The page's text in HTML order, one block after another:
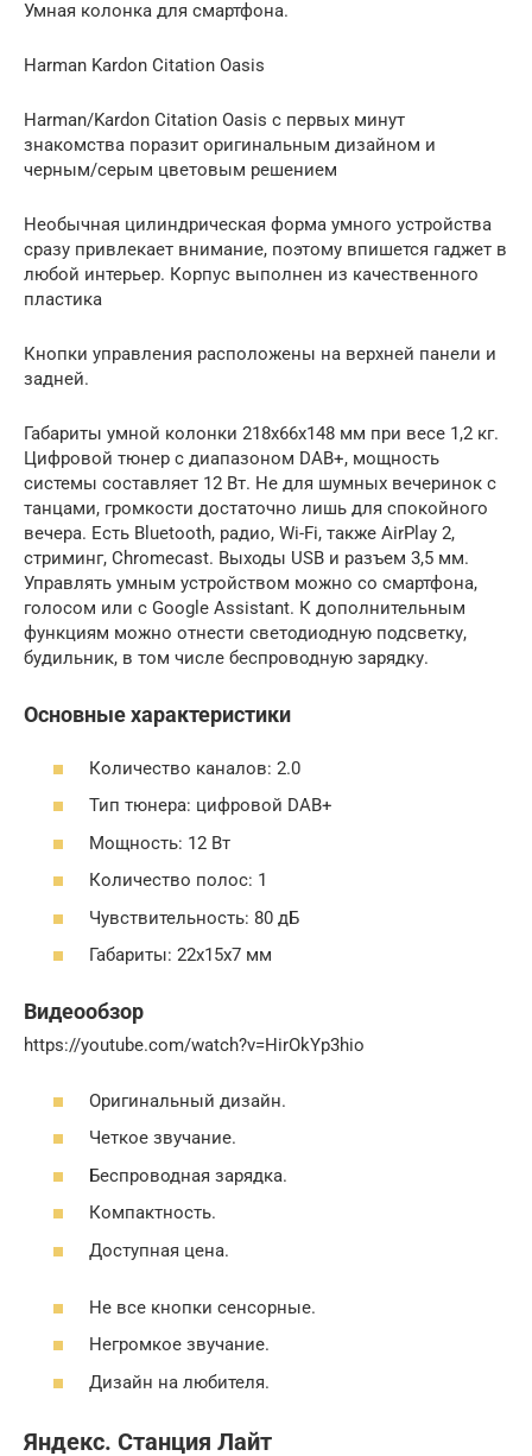
Умная колонка для смартфона.
Harman Kardon Citation Oasis
Harman/Kardon Citation Oasis с первых минут
знакомства поразит оригинальным дизайном и
черным/серым цветовым решением
Необычная цилиндрическая форма умного устройства
сразу привлекает внимание, поэтому впишется гаджет в
любой интерьер. Корпус выполнен из качественного
пластика
Кнопки управления расположены на верхней панели и
задней.
Габариты умной колонки 218х66х148 мм при весе 1,2 кг.
Цифровой тюнер с диапазоном DAB+, мощность
системы составляет 12 Вт. Не для шумных вечеринок с
танцами, громкости достаточно лишь для спокойного
вечера. Есть Bluetooth, радио, Wi-Fi, также AirPlay 2,
стриминг, Chromecast. Выходы USB и разъем 3,5 мм.
Управлять умным устройством можно со смартфона,
голосом или с Google Assistant. К дополнительным
функциям можно отнести светодиодную подсветку,
будильник, в том числе беспроводную зарядку.
Основные характеристики
Количество каналов: 2.0
Тип тюнера: цифровой DAB+
Мощность: 12 Вт
Количество полос: 1
Чувствительность: 80 дБ
Габариты: 22x15x7 мм
Видеообзор
https://youtube.com/watch?v=HirOkYp3hio
Оригинальный дизайн.
Четкое звучание.
Беспроводная зарядка.
Компактность.
Доступная цена.
Не все кнопки сенсорные.
Негромкое звучание.
Дизайн на любителя.
Яндекс. Станция Лайт